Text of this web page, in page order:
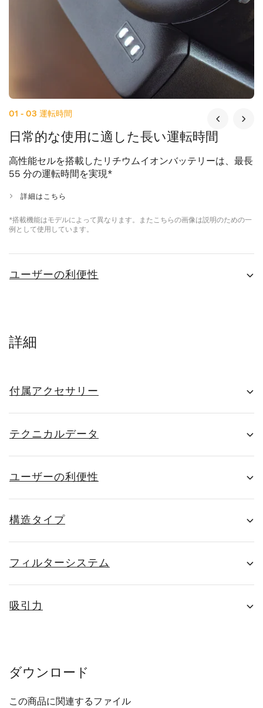
01 - 03 運転時間
日常的な使用に適した長い運転時間
高性能セルを搭載したリチウムイオンバッテリーは、最長
55 分の運転時間を実現*
詳細はこちら
*搭載機能はモデルによって異なります。またこちらの画像は説明のための一
例として使用しています。
ユーザーの利便性
詳細
付属アクセサリー
テクニカルデータ
ユーザーの利便性
構造タイプ
フィルターシステム
吸引力
ダウンロード
この商品に関連するファイル